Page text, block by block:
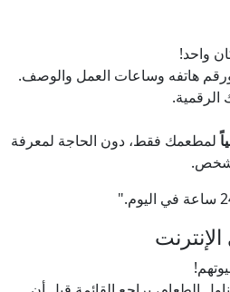
واحد!
هاتفه وساعات العمل والوصف.
الرقمية.
لمطعمك فقط، دون الحاجة لمعرفة
شخص.